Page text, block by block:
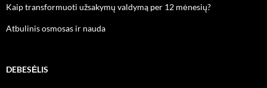
Kaip transformuoti užsakymų valdymą per 12 mėnesių?
Atbulinis osmosas ir nauda
DEBESĖLIS